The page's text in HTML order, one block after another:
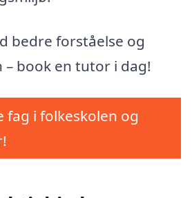
bedre forståelse og
– book en tutor i dag!
fag i folkeskolen og